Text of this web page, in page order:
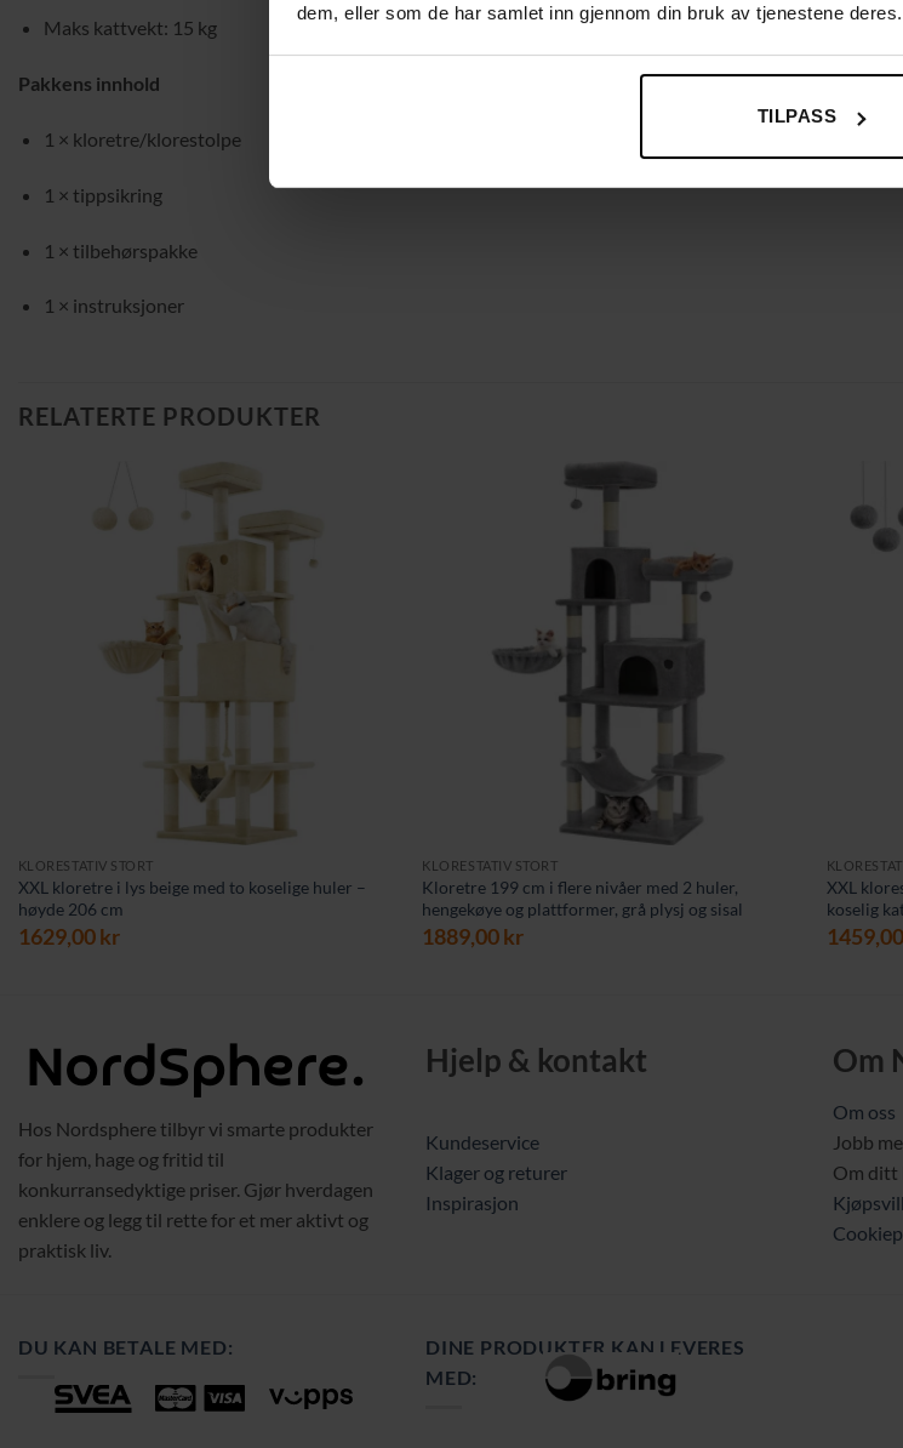
dem, eller som de har samlet inn gjennom din bruk av tjenestene deres.
TILPASS
Maks kattvekt: 15 kg
Pakkens innhold
1 × kloretre/klorestolpe
1 × tippsikring
1 × tilbehørspakke
1 × instruksjoner
RELATERTE PRODUKTER
KLORESTATIV STORT
XXL kloretre i lys beige med to koselige huler –
høyde 206 cm
1629,00kr
KLORESTATIV STORT
Kloretre 199 cm i flere nivåer med 2 huler,
hengekøye og plattformer, grå plysj og sisal
1889,00kr
XXL
koselig
1459,00
Hos Nordsphere tilbyr vi smarte produkter
for hjem, hage og fritid til
konkurransedyktige priser. Gjør hverdagen
enklere og legg til rette for et mer aktivt og
praktisk liv.
Hjelp & kontakt
Kundeservice
Klager og returer
Inspirasjon
Om
Om oss
Jobb
Om ditt
DU KAN BETALE MED:
DINE PRODUKTER KAN LEVERES
MED: